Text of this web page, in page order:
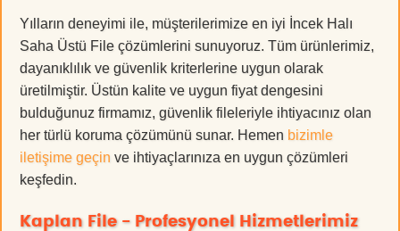
Yılların deneyimi ile, müşterilerimize en iyi İncek Halı
Saha Üstü File çözümlerini sunuyoruz. Tüm ürünlerimiz,
dayanıklılık ve güvenlik kriterlerine uygun olarak
üretilmiştir. Üstün kalite ve uygun fiyat dengesini
bulduğunuz firmamız, güvenlik fileleriyle ihtiyacınız olan
her türlü koruma çözümünü sunar. Hemen bizimle
iletişime geçin ve ihtiyaçlarınıza en uygun çözümleri
keşfedin.
Kaplan File - Profesyonel Hizmetlerimiz